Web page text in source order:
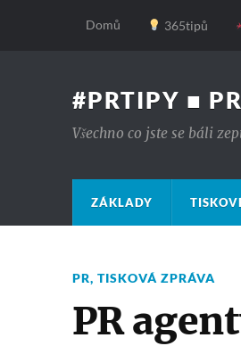
Domů 365tipů
#PRTIPY ■
Všechno co jste se báli
ZÁKLADY
PR, TISKOVÁ ZPRÁVA
PR